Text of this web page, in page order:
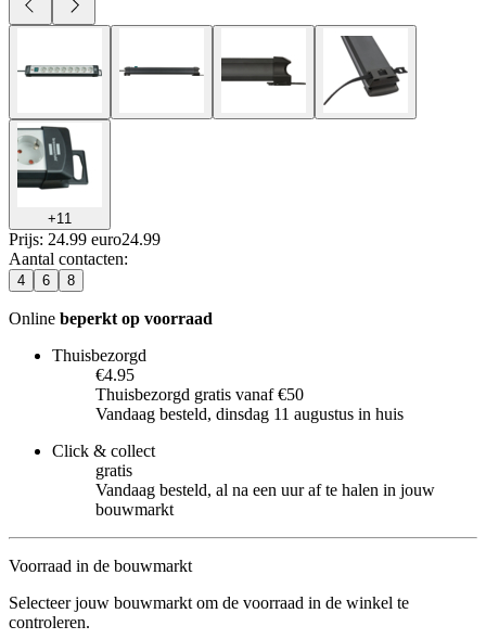
+11
Prijs: 24.99 euro24.99
Aantal contacten:
4 6 8
Online beperkt op voorraad
Thuisbezorgd
€4.95
Thuisbezorgd gratis vanaf €50
Vandaag besteld, dinsdag 11 augustus in huis
Click & collect
gratis
Vandaag besteld, al na een uur af te halen in jouw
bouwmarkt
Voorraad in de bouwmarkt
Selecteer jouw bouwmarkt om de voorraad in de winkel te
controleren.